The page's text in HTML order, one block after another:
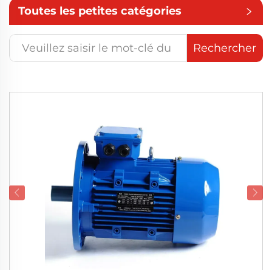
Toutes les petites catégories
Rechercher